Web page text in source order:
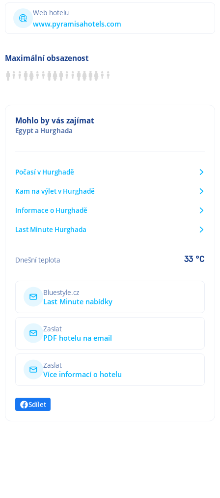
Web hotelu
www.pyramisahotels.com
Maximální obsazenost
Mohlo by vás zajímat
Egypta Hurghada
Počasí v Hurghadě
Kam na výlet v Hurghadě
Informace o Hurghadě
Last Minute Hurghada
Dnešní teplota 33 °C
Bluestyle.cz
Last Minute nabídky
Zaslat
PDF hotelu na email
Zaslat
Více informací o hotelu
Sdílet